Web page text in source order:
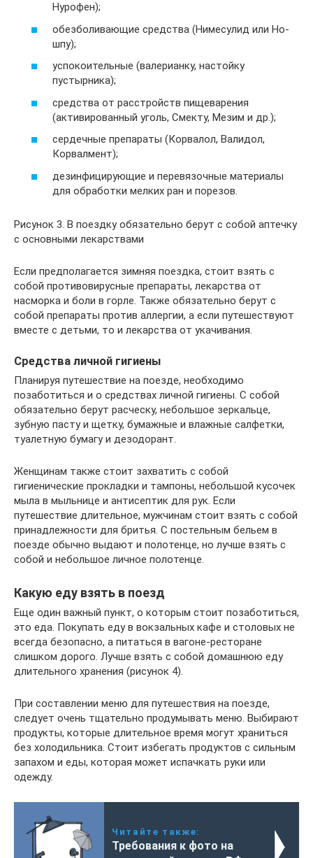
Нурофен);
обезболивающие средства (Нимесулид или Но-
шпу);
успокоительные (валерианку, настойку
пустырника);
средства от расстройств пищеварения
(активированный уголь, Смекту, Мезим и др.);
сердечные препараты (Корвалол, Валидол,
Корвалмент);
дезинфицирующие и перевязочные материалы
для обработки мелких ран и порезов.
Рисунок 3. В поездку обязательно берут с собой аптечку
с основными лекарствами
Если предполагается зимняя поездка, стоит взять с
собой противовирусные препараты, лекарства от
насморка и боли в горле. Также обязательно берут с
собой препараты против аллергии, а если путешествуют
вместе с детьми, то и лекарства от укачивания.
Средства личной гигиены
Планируя путешествие на поезде, необходимо
позаботиться и о средствах личной гигиены. С собой
обязательно берут расческу, небольшое зеркальце,
зубную пасту и щетку, бумажные и влажные салфетки,
туалетную бумагу и дезодорант.
Женщинам также стоит захватить с собой
гигиенические прокладки и тампоны, небольшой кусочек
мыла в мыльнице и антисептик для рук. Если
путешествие длительное, мужчинам стоит взять с собой
принадлежности для бритья. С постельным бельем в
поезде обычно выдают и полотенце, но лучше взять с
собой и небольшое личное полотенце.
Какую еду взять в поезд
Еще один важный пункт, о которым стоит позаботиться,
это еда. Покупать еду в вокзальных кафе и столовых не
всегда безопасно, а питаться в вагоне-ресторане
слишком дорого. Лучше взять с собой домашнюю еду
длительного хранения (рисунок 4).
При составлении меню для путешествия на поезде,
следует очень тщательно продумывать меню. Выбирают
продукты, которые длительное время могут храниться
без холодильника. Стоит избегать продуктов с сильным
запахом и еды, которая может испачкать руки или
одежду.
Читайте также:
Требования к фото на